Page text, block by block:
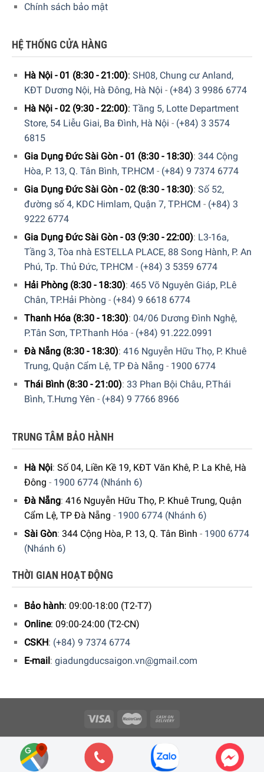
tinh tế với màn hình hiển thị sắc nét TFT
Tích hợp chương trình nướng tự động – cookControl 10
Lò nướng Siemens iQ700 CB875G0B2 được tích hợp 10
như đầu bếp chuyên nghiệp. Với cookControl 10 sẽ giúp
giám sát quá trình nấu nướng của bạn và tinh chỉnh cài
đặt lò nướng của bạn cho phù hợp. Người sử dụng chỉ cần
chọn món ăn, chọn trọng lượng và cookControl 10 sẽ thực
hiện điều chỉnh loại nhiệt, nhiệt độ và thời gian nếu cần.
Lò nướng Siemens iQ700 CB875G0B2 hỗ trợ đắc lực cho việc
Khoang lò với cơ chế tự làm sạch ActiveClean
Nhờ ActiveClean®, lò nướng Siemens iQ700 CB875G0B2
của bạn tự làm sạch. Chỉ cần loại bỏ vết thức ăn thô và lò
nướng sẽ làm phần còn lại. Chỉ với một nút nhấn, tất cả
thức ăn thừa trong quá trình nướng đều được biến thành
lau lại bằng khăn ẩm.
Chính sách bảo mật
HỆ THỐNG CỬA HÀNG
Hà Nội - 01 (8:30 - 21:00): SH08, Chung cư Anland,
KĐT Dương Nội, Hà Đông, Hà Nội - (+84) 3 9986 6774
Hà Nội - 02 (9:30 - 22:00): Tầng 5, Lotte Department
Store, 54 Liễu Giai, Ba Đình, Hà Nội - (+84) 3 3574
6815
Gia Dụng Đức Sài Gòn - 01 (8:30 - 18:30): 344 Cộng
Hòa, P. 13, Q. Tân Bình, TP.HCM - (+84) 9 7374 6774
Gia Dụng Đức Sài Gòn - 02 (8:30 - 18:30): Số 52,
đường số 4, KDC Himlam, Quận 7, TP.HCM - (+84) 3
9222 6774
Gia Dụng Đức Sài Gòn - 03 (9:30 - 22:00): L3-16a,
Tầng 3, Tòa nhà ESTELLA PLACE, 88 Song Hành, P. An
Phú, Tp. Thủ Đức, TP.HCM - (+84) 3 5359 6774
Hải Phòng (8:30 - 18:30): 465 Võ Nguyên Giáp, P.Lê
Chân, TP.Hải Phòng - (+84) 9 6618 6774
Thanh Hóa (8:30 - 18:30): 04/06 Dương Đình Nghệ,
P.Tân Sơn, TP.Thanh Hóa - (+84) 91.222.0991
Đà Nẵng (8:30 - 18:30): 416 Nguyễn Hữu Thọ, P. Khuê
Trung, Quận Cẩm Lệ, TP Đà Nẵng - 1900 6774
Thái Bình (8:30 - 21:00): 33 Phan Bội Châu, P.Thái
Bình, T.Hưng Yên - (+84) 9 7766 8966
TRUNG TÂM BẢO HÀNH
Hà Nội: Số 04, Liền Kề 19, KĐT Văn Khê, P. La Khê, Hà
Đông - 1900 6774 (Nhánh 6)
Đà Nẵng: 416 Nguyễn Hữu Thọ, P. Khuê Trung, Quận
Cẩm Lệ, TP Đà Nẵng - 1900 6774 (Nhánh 6)
Sài Gòn: 344 Cộng Hòa, P. 13, Q. Tân Bình - 1900 6774
(Nhánh 6)
THỜI GIAN HOẠT ĐỘNG
Bảo hành: 09:00-18:00 (T2-T7)
Online: 09:00-24:00 (T2-CN)
CSKH: (+84) 9 7374 6774
E-mail : giadungducsaigon.vn@gmail.com
Copyright 2026 © Công ty Cổ phần Minh Housewares - ĐKKD số
0109512447